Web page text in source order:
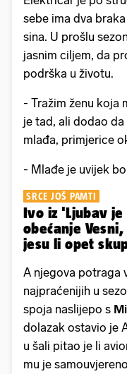
sebe ima dva
sina. U prošlu
jasnim ciljem, da
podrška u životu.
- Tražim ženu koja
je tad, ali dodao
mlađa, primjerice
- Mlađe je uvijek
SRCE JOŠ PAMTI
Ivo iz 'Ljubav
obećanje
jesu li opet
A njegova potraga
najpraćenijih u
spoja naslijepo s
dolazak ostavio je
u šali pitao je li
mu je